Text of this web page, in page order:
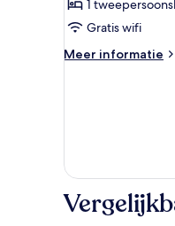
Double
Room
laden
1
Gratis wifi
Meer informatie
Meer